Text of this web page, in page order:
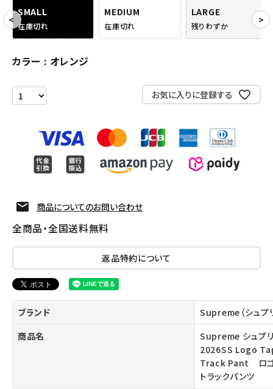
CONTENTS
ようこそ ゲスト 様
meeting_room ログイン
Follow us
SMALL
在庫切れ
MEDIUM
在庫切れ
LARGE
残りわずか
カラー オレンジ
お気に入りに登録する
商品についてのお問い合わせ
全商品・全国送料無料
返品特約について
ブランド
Supreme（シュプ
商品名
Supreme シュプ
2026SS Logo
Track Pant ロゴ
トラックパンツ